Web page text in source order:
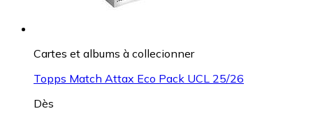
Cartes et albums à collecionner
Topps Match Attax Eco Pack UCL 25/26
Dès